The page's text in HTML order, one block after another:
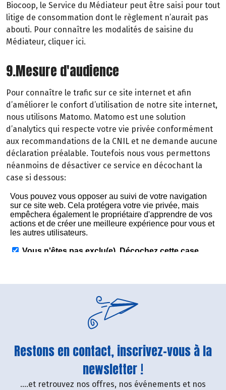
Biocoop, le Service du Médiateur peut être saisi pour tout
litige de consommation dont le règlement n’aurait pas
abouti. Pour connaître les modalités de saisine du
Médiateur, cliquer ici.
9.Mesure d'audience
Pour connaître le trafic sur ce site internet et afin
d’améliorer le confort d’utilisation de notre site internet,
nous utilisons Matomo. Matomo est une solution
d’analytics qui respecte votre vie privée conformément
aux recommandations de la CNIL et ne demande aucune
déclaration préalable. Toutefois nous vous permettons
néanmoins de désactiver ce service en décochant la
case si dessous:
Restons en contact, inscrivez-vous à la
newsletter !
....et retrouvez nos offres, nos événements et nos